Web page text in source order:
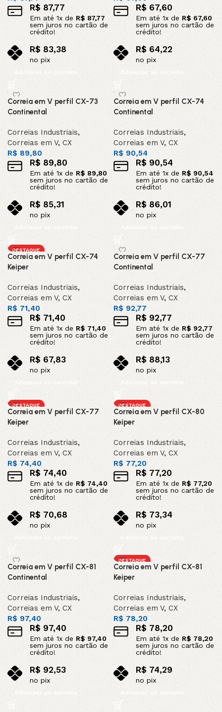
R$ 87,77
Em até1x de R$ 87,77
sem juros no cartão de
crédito!
R$ 83,38
no pix
Adicionar ao carrinho
R$67,60
Em até 1x de R$67,60
sem juros no cartão de
crédito!
R$ 64,22
no pix
Adicionar ao carrinho
Correia em V perfil CX-73
Continental
Correias Industriais,
Correias em V, CX
R$ 89,80
R$ 89,80
Em até 1x deR$ 89,80
sem juros no cartão de
crédito!
R$85,31
no pix
Adicionar ao carrinho
Correia em V perfil CX-74
Continental
Correias Industriais,
Correias em V,CX
R$90,54
R$ 90,54
Em até 1x deR$ 90,54
sem juros no cartão de
crédito!
R$ 86,01
no pix
Adicionar ao carrinho
DESTAQUE
Correia em V perfil CX-74
Keiper
Correias Industriais,
Correias em V,CX
R$ 71,40
R$71,40
Em até 1x de R$71,40
sem juros no cartão de
crédito!
R$67,83
no pix
Adicionar ao carrinho
Correia em V perfil CX-77
Continental
Correias Industriais,
Correias em V,CX
R$ 92,77
R$92,77
Em até1x de R$ 92,77
sem juros no cartão de
crédito!
R$88,13
no pix
Adicionar ao carrinho
DESTAQUE
Correia em V perfil CX-77
Keiper
Correias Industriais,
Correias em V, CX
R$ 74,40
R$74,40
Em até 1x de R$ 74,40
sem juros no cartão de
crédito!
R$70,68
no pix
Adicionar ao carrinho
DESTAQUE
Correia em V perfil CX-80
Keiper
Correias Industriais,
Correias em V, CX
R$ 77,20
R$77,20
Em até 1x de R$ 77,20
sem juros no cartão de
crédito!
R$73,34
no pix
Adicionar ao carrinho
Correia em V perfil CX-81
Continental
Correias Industriais,
Correias em V,CX
R$97,40
R$ 97,40
Em até 1x de R$97,40
sem juros no cartão de
crédito!
R$92,53
no pix
Adicionar ao carrinho
DESTAQUE
Correia em V perfil CX-81
Keiper
Correias Industriais,
Correias em V,CX
R$78,20
R$ 78,20
Em até 1x de R$78,20
sem juros no cartão de
crédito!
R$ 74,29
no pix
Adicionar ao carrinho